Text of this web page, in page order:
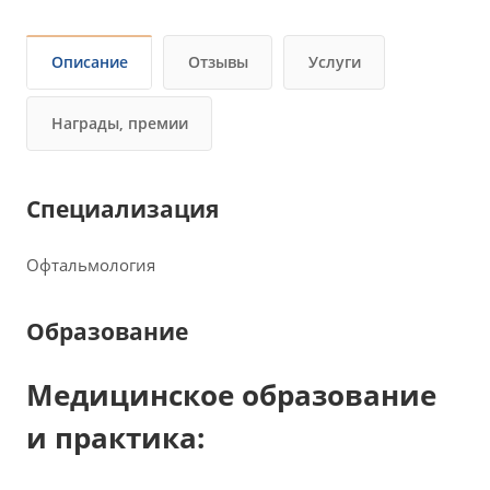
Описание Отзывы Услуги
Награды, премии
Специализация
Офтальмология
Образование
Медицинское образование
и практика: